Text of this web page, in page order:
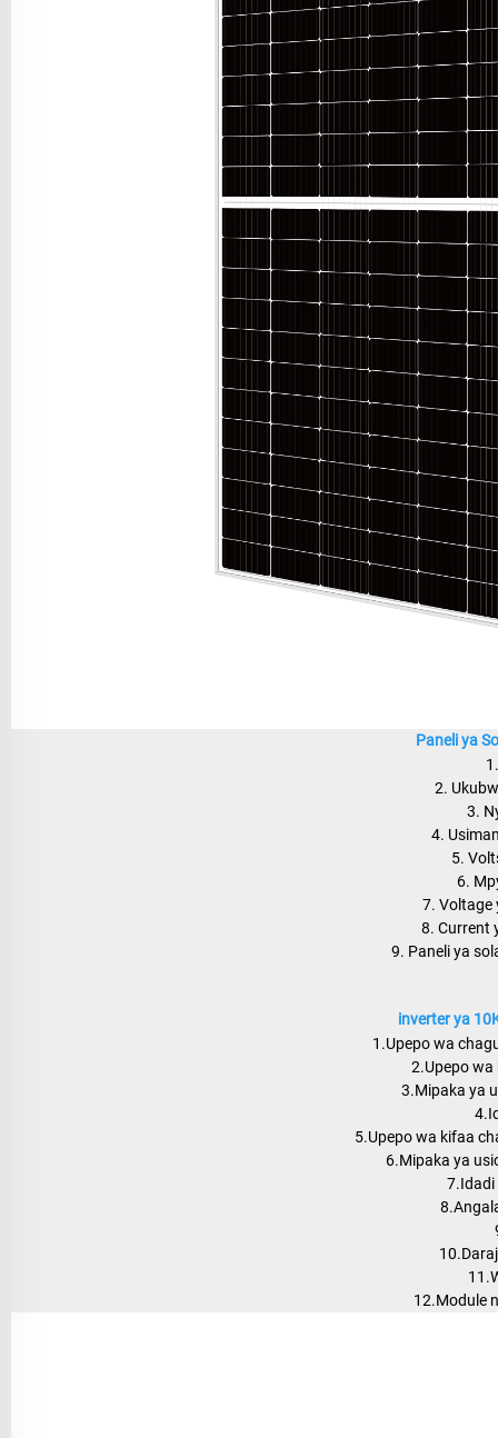
Paneli ya
2.
3.
4.
5.
6.
7. Voltage
8. Current
9. Paneli ya
inverter ya
1.Upepo wa
2.Upepo wa
3.Mipaka ya
5.Upepo wa kifaa
6.Mipaka ya
7.Idadi
12.Module